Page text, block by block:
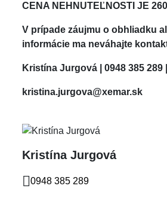
CENA NEHNUTEĽNOSTI JE
V prípade záujmu o obhliadku
informácie ma neváhajte
Kristína Jurgová |0948 385 289 |
kristina.jurgova@xemar.sk
Kristína Jurgová
0948 385 289